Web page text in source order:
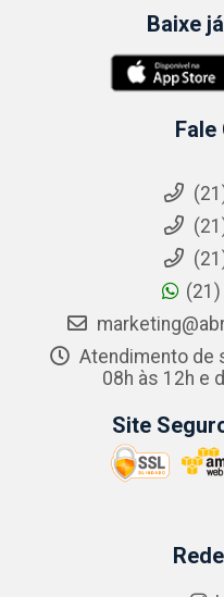
Baixe
Fale
Atendimento de
08h às 12h e
Site